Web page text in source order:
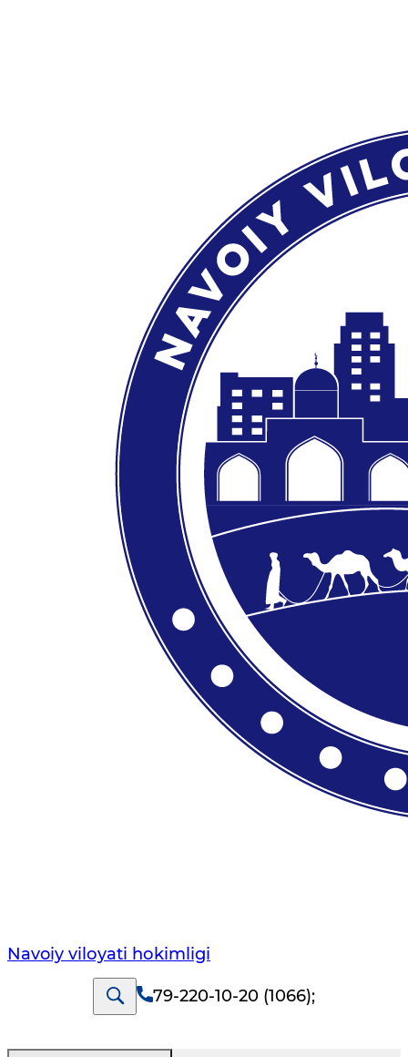
Navoiy vilоyati hоkimligi
79-220-10-20 (1066);